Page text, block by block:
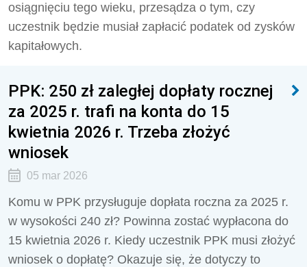
osiągnięciu tego wieku, przesądza o tym, czy
uczestnik będzie musiał zapłacić podatek od zysków
kapitałowych.
PPK: 250 zł zaległej dopłaty rocznej
za 2025 r. trafi na konta do 15
kwietnia 2026 r. Trzeba złożyć
wniosek
05 mar 2026
Komu w PPK przysługuje dopłata roczna za 2025 r.
w wysokości 240 zł? Powinna zostać wypłacona do
15 kwietnia 2026 r. Kiedy uczestnik PPK musi złożyć
wniosek o dopłatę? Okazuje się, że dotyczy to